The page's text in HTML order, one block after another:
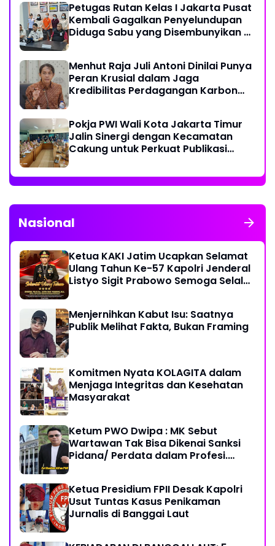
Petugas Rutan Kelas I Jakarta Pusat
Kembali Gagalkan Penyelundupan
Diduga Sabu yang Disembunyikan di
Menhut Raja Juli Antoni Dinilai Punya
Peran Krusial dalam Jaga
Kredibilitas Perdagangan Karbon
Pokja PWI Wali Kota Jakarta Timur
Jalin Sinergi dengan Kecamatan
Cakung untuk Perkuat Publikasi
Nasional
Ketua KAKI Jatim Ucapkan Selamat
Ulang Tahun Ke-57 Kapolri Jenderal
Listyo Sigit Prabowo Semoga Selalu
Menjernihkan Kabut Isu: Saatnya
Publik Melihat Fakta, Bukan Framing
Komitmen Nyata KOLAGITA dalam
Menjaga Integritas dan Kesehatan
Masyarakat
Ketum PWO Dwipa : MK Sebut
Wartawan Tak Bisa Dikenai Sanksi
Pidana/ Perdata dalam Profesi.
Ketua Presidium FPII Desak Kapolri
Usut Tuntas Kasus Penikaman
Jurnalis di Banggai Laut